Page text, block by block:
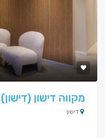
מקווה דישון (דישון)
דישון